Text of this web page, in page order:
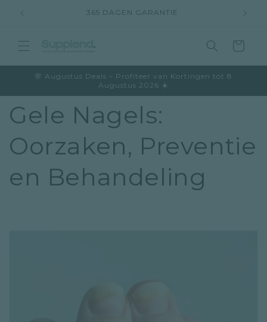
naar de
365 DAGEN GARANTIE
🌸 Augustus Deals – Profiteer van Kortingen tot 8
Augustus 2026 ☀️
Gele Nagels:
Oorzaken, Preventie
en Behandeling